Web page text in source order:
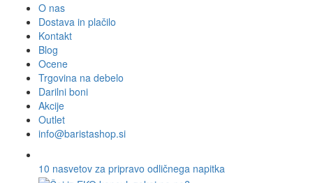
O nas
Dostava in plačilo
Kontakt
Blog
Ocene
Trgovina na debelo
Darilni boni
Akcije
Outlet
info@baristashop.si
10 nasvetov za pripravo odličnega napitka